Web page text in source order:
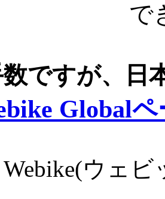
で
ですが、日
Global
ウェ